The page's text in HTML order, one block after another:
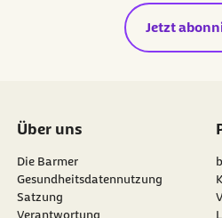
Jetzt
Über uns
Die Barmer
Gesundheitsdatennutzung
Satzung
Verantwortung